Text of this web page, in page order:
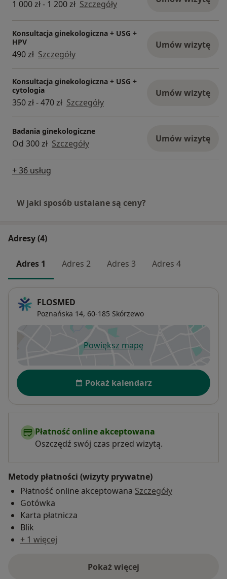
1 000 zł - 1 200 zł Szczegóły
Konsultacja ginekologiczna + USG +
HPV
490 zł Szczegóły
Umów wizytę
Konsultacja ginekologiczna + USG +
cytologia
350 zł - 470 zł Szczegóły
Umów wizytę
Badania ginekologiczne
Od 300 zł Szczegóły Umów wizytę
+ 36 usług
W jaki sposób ustalane są ceny?
Adresy (4)
Adres 1 Adres 2 Adres 3 Adres 4
FLOSMED
Poznańska 14, 60-185 Skórzewo
Powiększ mapęotwiera się w nowej karcie
Dostępność
Pokaż kalendarz
Płatność online akceptowana
Oszczędź swój czas przed wizytą.
Metody płatności (wizyty prywatne)
Płatność online akceptowana Szczegóły
Gotówka
Karta płatnicza
Blik
+ 1 więcej
Pokaż więcej
o adresie